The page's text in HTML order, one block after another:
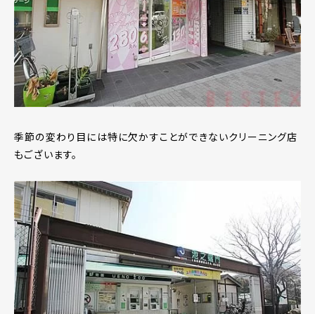
季節の変わり目には特に欠かすことができないクリーニング店
もございます。